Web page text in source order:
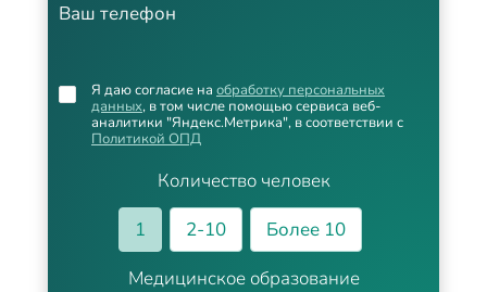
Ваш телефон
Количество человек
1
2-10
Более 10
Медицинское образование
Я даю согласие на обработку персональных
данных, в том числе помощью сервиса веб-
аналитики "Яндекс.Метрика", в соответствии с
Политикой ОПД